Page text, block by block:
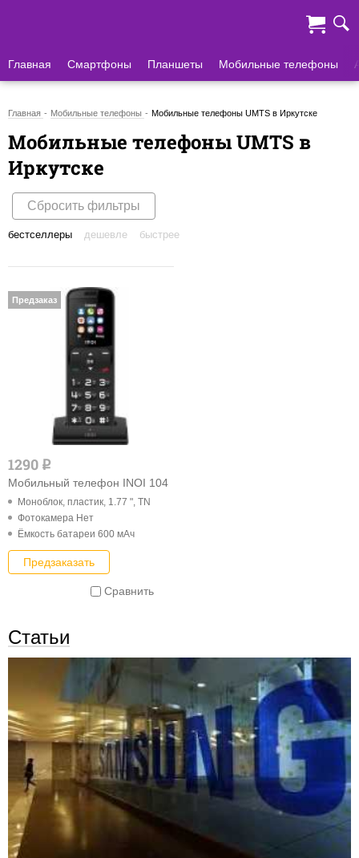
Главная Смартфоны Планшеты Мобильные телефоны
Главная Мобильные телефоны Мобильные телефоны UMTS в Иркутске
Мобильные телефоны UMTS в
Иркутске
Сбросить фильтры
бестселлеры дешевле быстрее
1290 q
Мобильный телефон INOI 104
Моноблок, пластик, 1.77 ", TN
Фотокамера Нет
Ёмкость батареи 600 мАч
Предзаказать
Сравнить
Предзаказ
Статьи